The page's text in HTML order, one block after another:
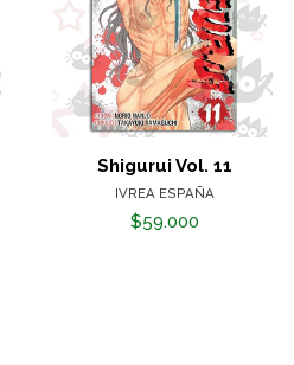
Shigurui Vol. 11
IVREA ESPAÑA
$59.000